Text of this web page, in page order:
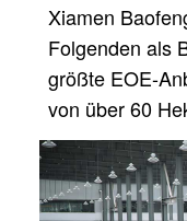
Xiamen
Folgenden als
größte EOE-
von über 60